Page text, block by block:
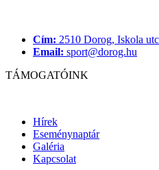
Cím: 2510 Dorog, Iskola
Email: sport@dorog.hu
TÁMOGATÓINK
Hírek
Eseménynaptár
Galéria
Kapcsolat